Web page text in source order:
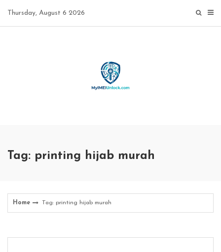
Thursday, August 6 2026
Tag: printing hijab murah
Home Tag: printing hijab murah